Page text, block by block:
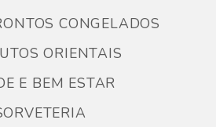
CONGELADOS
ORIENTAIS
E BEM ESTAR